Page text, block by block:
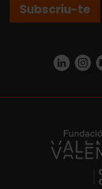
Subscriu-te
https://www.linkedin.com/
https://